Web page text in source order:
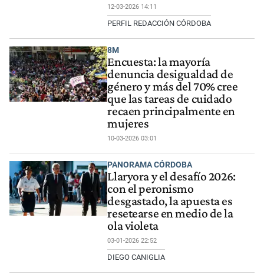
12-03-2026 14:11
PERFIL REDACCIÓN CÓRDOBA
8M
Encuesta: la mayoría
denuncia desigualdad de
género y más del 70% cree
que las tareas de cuidado
recaen principalmente en
mujeres
10-03-2026 03:01
PANORAMA CÓRDOBA
Llaryora y el desafío 2026:
con el peronismo
desgastado, la apuesta es
resetearse en medio de la
ola violeta
03-01-2026 22:52
DIEGO CANIGLIA